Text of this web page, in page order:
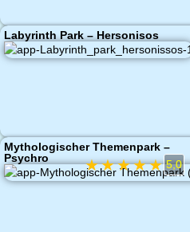
Labyrinth Park – Hersonisos
Mythologischer Themenpark –
Psychro
★★★★★ 5,0